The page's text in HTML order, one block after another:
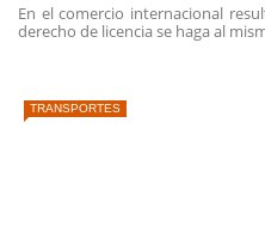
En el comercio internacional
derecho de licencia se haga al
TRANSPORTES